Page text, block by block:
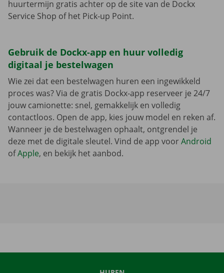
huurtermijn gratis achter op de site van de Dockx
Service Shop of het Pick-up Point.
Gebruik de Dockx-app en huur volledig
digitaal je bestelwagen
Wie zei dat een bestelwagen huren een ingewikkeld
proces was? Via de gratis Dockx-app reserveer je 24/7
jouw camionette: snel, gemakkelijk en volledig
contactloos. Open de app, kies jouw model en reken af.
Wanneer je de bestelwagen ophaalt, ontgrendel je
deze met de digitale sleutel. Vind de app voorAndroid
ofApple, en bekijk het aanbod.